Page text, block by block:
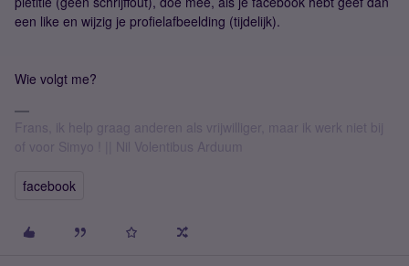
een like en wijzig je profielafbeelding (tijdelijk).
Wie volgt me?
Frans, ik help graag anderen als vrijwilliger, maar ik werk niet bij
of voor Simyo ! || Nil Volentibus Arduum
facebook